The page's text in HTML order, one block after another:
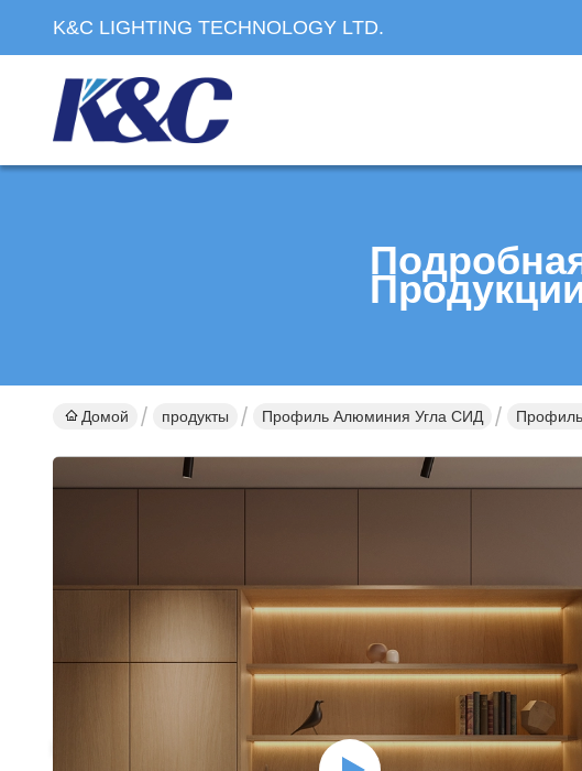
K&C LIGHTING TECHNOLOGY LTD.
Домой продукты Профиль Алюминия Угла СИД